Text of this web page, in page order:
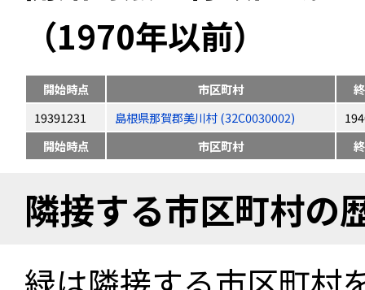
（1970年以前）
開始時点 市区町村
19391231
島根県那賀郡美川村 (32C0030002)
開始時点
市区町村
隣接する市区町村の